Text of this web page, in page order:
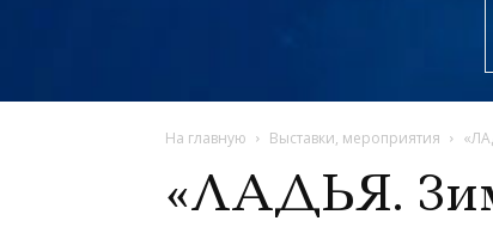
На главную Выставки, мероприятия
«ЛАДЬЯ.